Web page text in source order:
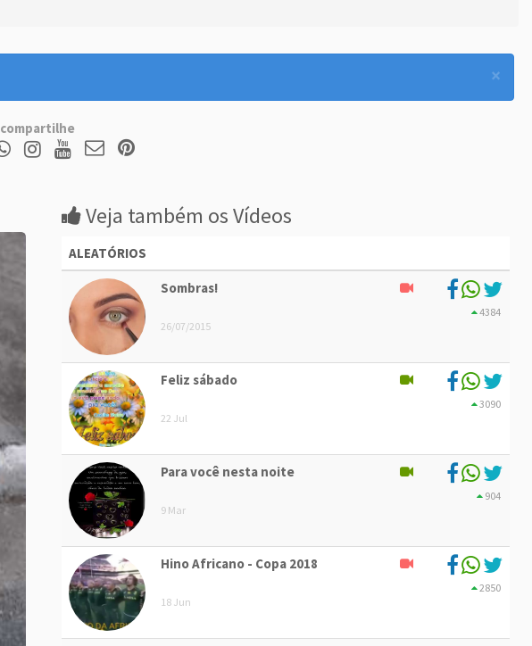
×
compartilhe
Veja também os Vídeos
ALEATÓRIOS
Sombras!
26/07/2015
4384
Feliz sábado
22 Jul
3090
Para você nesta noite
9 Mar
904
Hino Africano - Copa 2018
18 Jun
2850